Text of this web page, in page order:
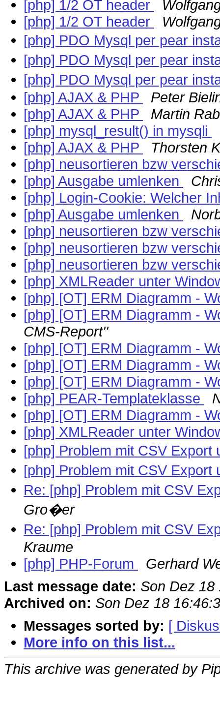
[php] 1/2 OT header
[php] 1/2 OT header
[php] PDO Mysql per pear
[php] PDO Mysql per pear
[php] PDO Mysql per pear
[php] AJAX & PHP
Peter
[php] AJAX & PHP
Martin
[php] mysql_result() in mysqli
[php] AJAX & PHP
Thorsten
[php] neusortieren bzw
[php] Ausgabe umlenken
[php] Login-Cookie: Welcher
[php] Ausgabe umlenken
[php] neusortieren bzw
[php] neusortieren bzw
[php] neusortieren bzw
[php] XMLReader unter
[php] [OT] ERM Diagramm -
[php] [OT] ERM Diagramm -
CMS-Report''
[php] [OT] ERM Diagramm -
[php] [OT] ERM Diagramm -
[php] [OT] ERM Diagramm -
[php] PEAR-Templateklasse
[php] [OT] ERM Diagramm -
[php] XMLReader unter
[php] Problem mit CSV
[php] Problem mit CSV
Re: [php] Problem mit CSV
Gro�er
Re: [php] Problem mit CSV
Kraume
[php] PHP-Forum
Gerhard
Last message date: Son Dez 18
Archived on: Son Dez 18
Messages sorted by: [
More info on this list...
This archive was generated by